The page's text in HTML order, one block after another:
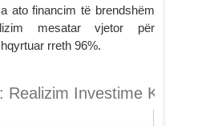
ato financim të brendshëm
mesatar vjetor për
rreth 96%.